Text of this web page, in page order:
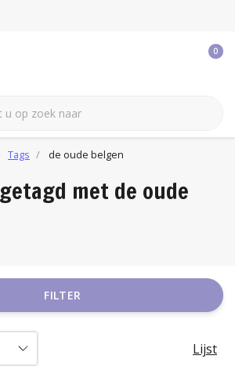
0
Tags de oude belgen
met de oude
FILTER
Lijst